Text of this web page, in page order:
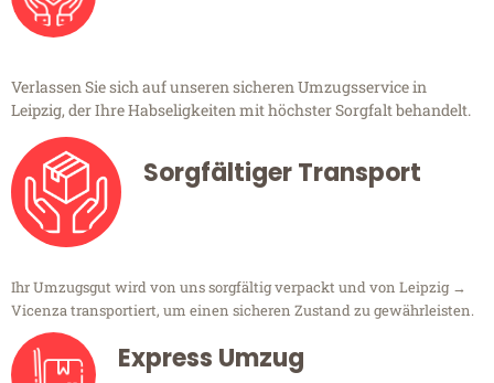
Verlassen Sie sich auf unseren sicheren Umzugsservice in
Leipzig, der Ihre Habseligkeiten mit höchster Sorgfalt behandelt.
Sorgfältiger Transport
Ihr Umzugsgut wird von uns sorgfältig verpackt und von Leipzig →
Vicenza transportiert, um einen sicheren Zustand zu gewährleisten.
Express Umzug